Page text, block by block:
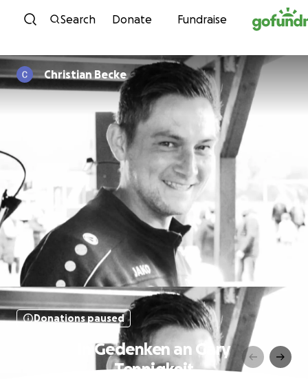
Skip to content
Search Donate Fundraise
Christian Becke
Donations paused
In Gedenken an Gary
Tennigkeit